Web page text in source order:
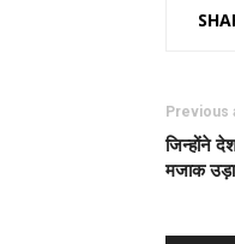
Previous
जिन्होंने
मजाक उड़ा